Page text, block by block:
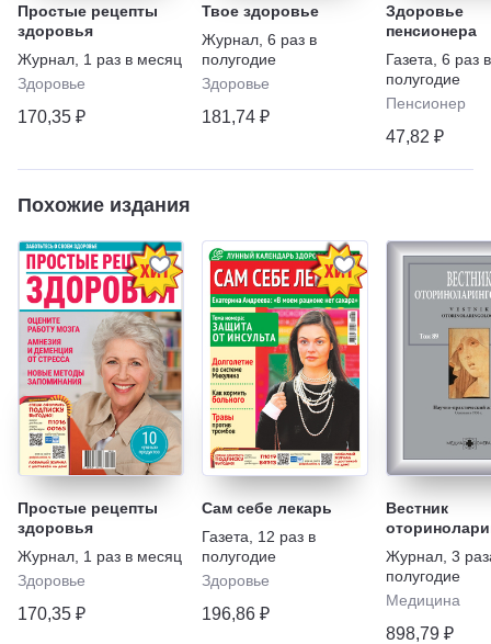
Простые рецепты
здоровья
Журнал 1 раз в месяц
Здоровье
170,35 ₽
Твое здоровье
Журнал 6 раз в
полугодие
Здоровье
181,74 ₽
Здоровье
пенсионера
Газета 6 раз в
полугодие
Пенсионер
47,82 ₽
Похожие издания
Простые рецепты
здоровья
Журнал 1 раз в месяц
Здоровье
170,35 ₽
Сам себе лекарь
Газета
12 раз в
полугодие
Здоровье
196,86 ₽
Вестник
Журнал 3
полугодие
Медицина
898,79 ₽